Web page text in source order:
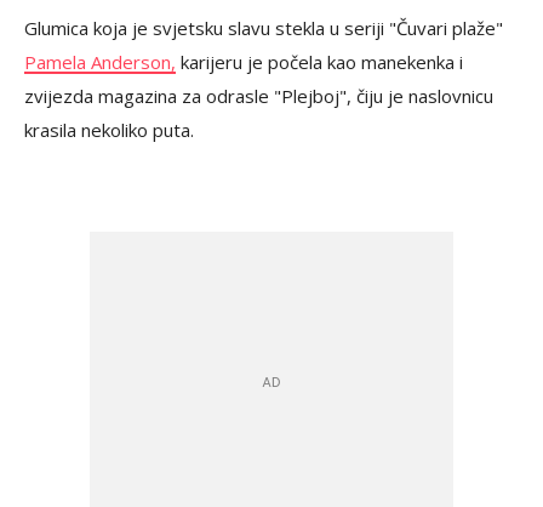
Glumica koja je svjetsku slavu stekla u seriji "Čuvari plaže"
Pamela Anderson, karijeru je počela kao manekenka i
zvijezda magazina za odrasle "Plejboj", čiju je naslovnicu
krasila nekoliko puta.